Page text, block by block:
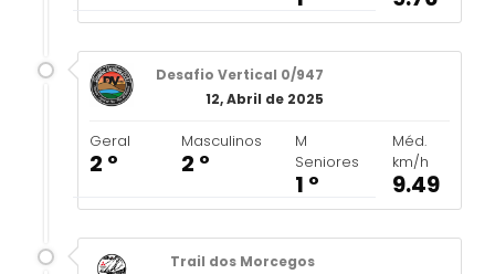
Desafio Vertical 0/947
12, Abril de 2025
Geral
2 º
Masculinos
2 º
M
Seniores
1 º
Méd.
km/h
9.49
Trail dos Morcegos